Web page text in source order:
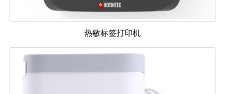
热敏标签打印机